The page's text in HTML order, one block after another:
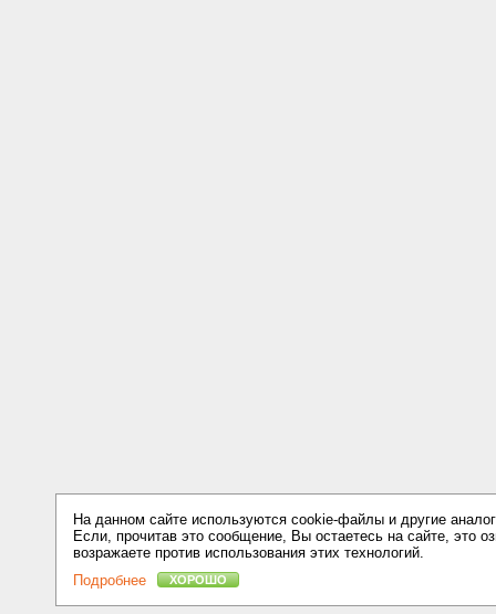
На данном сайте используются cookie-файлы и другие
Если, прочитав это сообщение, Вы остаетесь на сайте, это
возражаете против использования этих технологий.
Подробнее
ХОРОШО